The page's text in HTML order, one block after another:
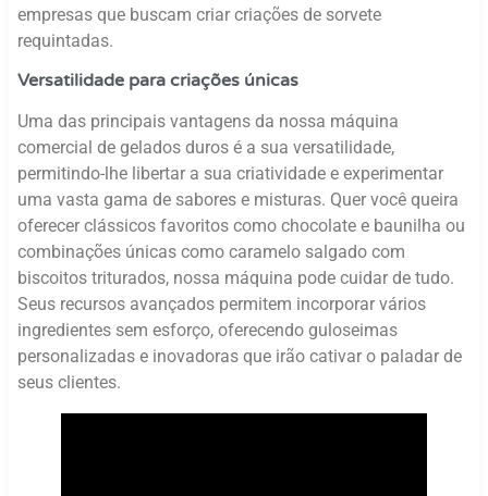
empresas que buscam criar criações de sorvete
requintadas.
Versatilidade para criações únicas
Uma das principais vantagens da nossa máquina
comercial de gelados duros é a sua versatilidade,
permitindo-lhe libertar a sua criatividade e experimentar
uma vasta gama de sabores e misturas. Quer você queira
oferecer clássicos favoritos como chocolate e baunilha ou
combinações únicas como caramelo salgado com
biscoitos triturados, nossa máquina pode cuidar de tudo.
Seus recursos avançados permitem incorporar vários
ingredientes sem esforço, oferecendo guloseimas
personalizadas e inovadoras que irão cativar o paladar de
seus clientes.